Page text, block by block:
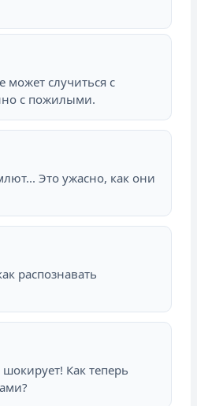
может случиться с
с пожилыми.
Это ужасно, как они
распознавать
Как теперь